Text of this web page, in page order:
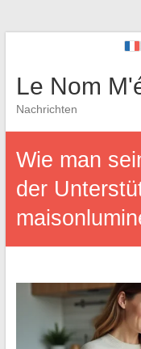
Le Nom
Nachrichten
Wie man
der